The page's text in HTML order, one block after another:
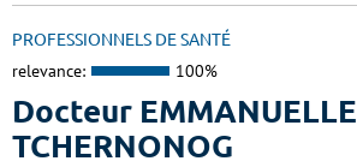
PROFESSIONNELS DE SANTÉ
relevance: 100%
Docteur EMMANUELLE
TCHERNONOG